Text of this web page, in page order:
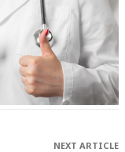
NEXT ARTICLE